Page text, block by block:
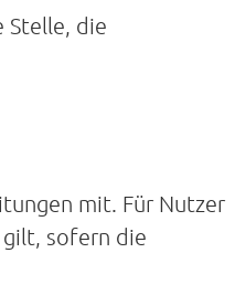
Stelle, die
mit. Für Nutzer
gilt, sofern die